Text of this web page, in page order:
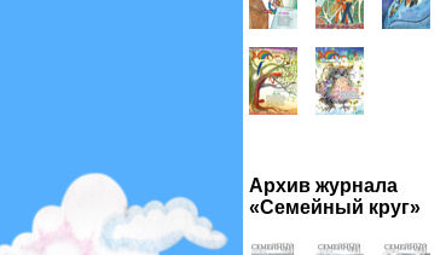
Архив журнала
«Семейный круг»